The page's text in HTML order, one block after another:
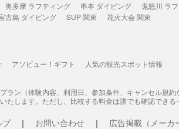
奥多摩 ラフティング 串本 ダイビング 鬼怒川 ラ
古島 ダイビング SUP 関東 花火大会 関東
アソビュー！ギフト 人気の観光スポット情報
ラン（体験内容、利用日、参加条件、キャンセル規
します。ただし、比較する料金は誰でも確認できる
プ お問い合わせ 広告掲載（メーカ